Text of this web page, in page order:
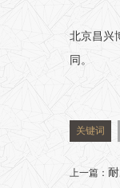
北京昌兴
同。
关键词
上一篇：